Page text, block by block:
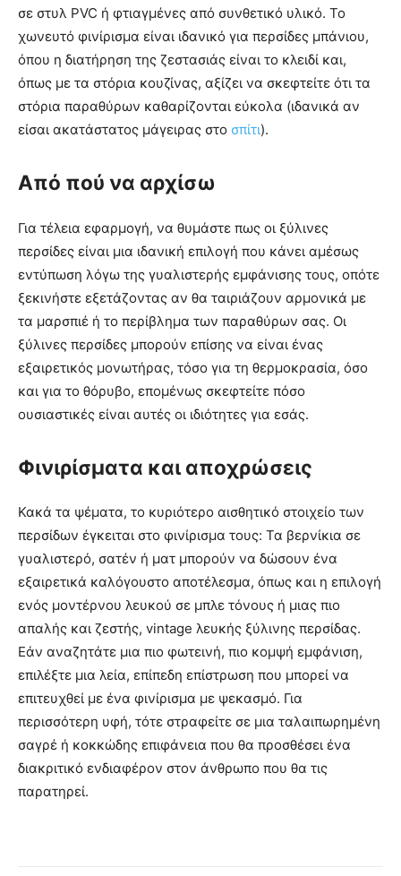
σε στυλ PVC ή φτιαγμένες από συνθετικό υλικό. Το
χωνευτό φινίρισμα είναι ιδανικό για περσίδες μπάνιου,
όπου η διατήρηση της ζεστασιάς είναι το κλειδί και,
όπως με τα στόρια κουζίνας, αξίζει να σκεφτείτε ότι τα
στόρια παραθύρων καθαρίζονται εύκολα (ιδανικά αν
είσαι ακατάστατος μάγειρας στο σπίτι).
Από πού να αρχίσω
Για τέλεια εφαρμογή, να θυμάστε πως οι ξύλινες
περσίδες είναι μια ιδανική επιλογή που κάνει αμέσως
εντύπωση λόγω της γυαλιστερής εμφάνισης τους, οπότε
ξεκινήστε εξετάζοντας αν θα ταιριάζουν αρμονικά με
τα μαρσπιέ ή το περίβλημα των παραθύρων σας. Οι
ξύλινες περσίδες μπορούν επίσης να είναι ένας
εξαιρετικός μονωτήρας, τόσο για τη θερμοκρασία, όσο
και για το θόρυβο, επομένως σκεφτείτε πόσο
ουσιαστικές είναι αυτές οι ιδιότητες για εσάς.
Φινιρίσματα και αποχρώσεις
Κακά τα ψέματα, το κυριότερο αισθητικό στοιχείο των
περσίδων έγκειται στο φινίρισμα τους: Τα βερνίκια σε
γυαλιστερό, σατέν ή ματ μπορούν να δώσουν ένα
εξαιρετικά καλόγουστο αποτέλεσμα, όπως και η επιλογή
ενός μοντέρνου λευκού σε μπλε τόνους ή μιας πιο
απαλής και ζεστής, vintage λευκής ξύλινης περσίδας.
Εάν αναζητάτε μια πιο φωτεινή, πιο κομψή εμφάνιση,
επιλέξτε μια λεία, επίπεδη επίστρωση που μπορεί να
επιτευχθεί με ένα φινίρισμα με ψεκασμό. Για
περισσότερη υφή, τότε στραφείτε σε μια ταλαιπωρημένη
σαγρέ ή κοκκώδης επιφάνεια που θα προσθέσει ένα
διακριτικό ενδιαφέρον στον άνθρωπο που θα τις
παρατηρεί.